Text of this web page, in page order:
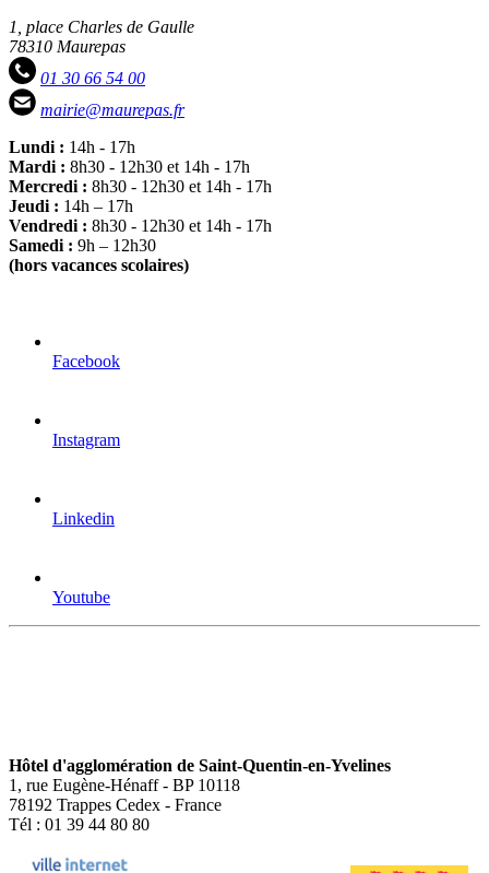
1, place Charles de Gaulle
78310 Maurepas
01 30 66 54 00
mairie@maurepas.fr
Lundi : 14h - 17h
Mardi : 8h30 - 12h30 et 14h - 17h
Mercredi : 8h30 - 12h30 et 14h - 17h
Jeudi : 14h – 17h
Vendredi : 8h30 - 12h30 et 14h - 17h
Samedi : 9h – 12h30
(hors vacances scolaires)
Facebook
Instagram
Linkedin
Youtube
Hôtel d'agglomération de Saint-Quentin-en-Yvelines
1, rue Eugène-Hénaff - BP 10118
78192 Trappes Cedex - France
Tél : 01 39 44 80 80